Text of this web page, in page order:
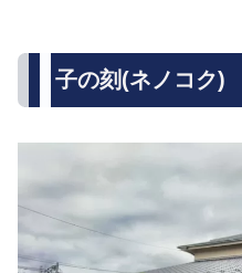
子の刻(ネノコク)